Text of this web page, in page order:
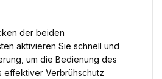
der beiden
aktivieren Sie schnell und
um die Bedienung des
effektiver Verbrühschutz